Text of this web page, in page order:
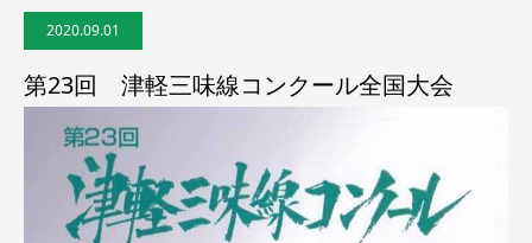
2020.09.01
第23回 津軽三味線コンクール全国大会